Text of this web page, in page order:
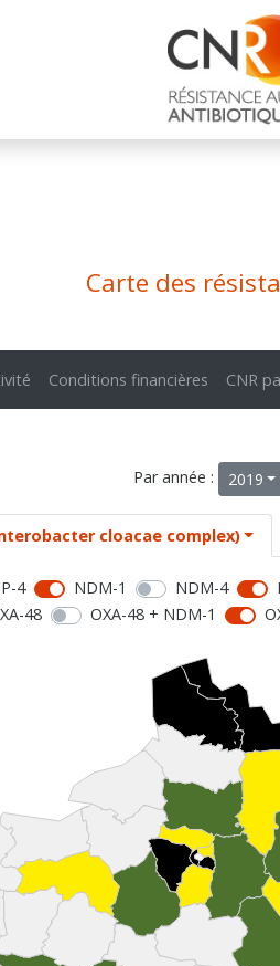
Carte des
Conditions financières CNR
Par année : 2019
cloacae complex)
4 NDM-1 NDM-4
48 OXA-48 + NDM-1